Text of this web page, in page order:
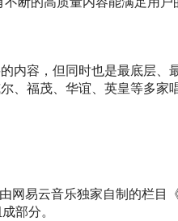
内容，但同时也是最底层、
、福茂、华谊、英皇等多
网易云音乐独家自制的栏
部分。